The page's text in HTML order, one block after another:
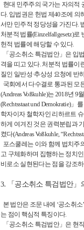
현대 민주주의 국가는 자의적
다. 입법권은 헌법 제40조에
서만 민주적 정당성을 가진다.
처분적 법률(Einzelfallgesetz)
헌적 법률에 해당할 수 있다.
「공소취소 특검법안」은 입
격을 띠고 있다. 처분적 법률이
질인 일반성·추상성 요청에 반
국회에서 다수결로 통과된 모
(Andreas Voßkuhle)는 2018년
(Rechtsstaat und Demokratie)
학자이자 철학자인 리하르트
하게 여겨진 것은 권력분립과
켰다(Andreas Voßkuhle,
포스쿨레는 이와 함께 법치주
고 구체화하며 집행하는 정치
비로소 실현된다는 점을 강조
3. 「공소취소 특검법안」
본 법안은 조문 내에 ‘공소취
는 점이 핵심적 특징이다.
「공소취소 특검법안」은 현